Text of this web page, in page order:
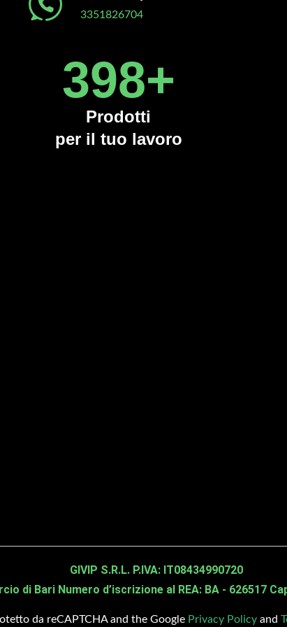
3351826704
450+
Prodotti
per il tuo lavoro
GIVIP S.R.L. P.IVA: IT08434990720
di Bari Numero d’iscrizione al REA: BA - 626517
da reCAPTCHA and the Google Privacy Policy and